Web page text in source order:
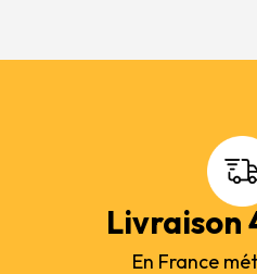
Livraison
En France